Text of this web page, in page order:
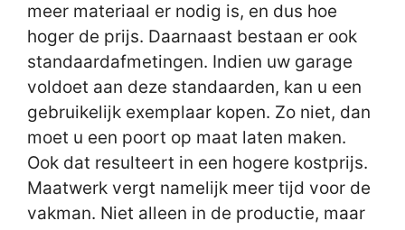
meer materiaal er nodig is, en dus hoe
hoger de prijs. Daarnaast bestaan er ook
standaardafmetingen. Indien uw garage
voldoet aan deze standaarden, kan u een
gebruikelijk exemplaar kopen. Zo niet, dan
moet u een poort op maat laten maken.
Ook dat resulteert in een hogere kostprijs.
Maatwerk vergt namelijk meer tijd voor de
vakman. Niet alleen in de productie, maar